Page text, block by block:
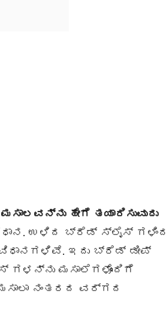
ಹೇಗೆ ತಯಾರಿಸುವುದು
ಉಳಿದ ಬ್ರೆಡ್ ಸ್ಲೈಸ್ ಗಳಿಂದ
ಇದು ಬ್ರೆಡ್ ಡೀಪ್
ಗಳನ್ನು ಮಸಾಲೆಗಳೊಂದಿಗೆ
ನಂತರದ ವರ್ಗದ